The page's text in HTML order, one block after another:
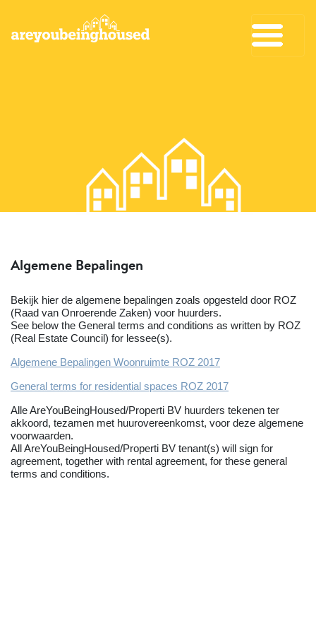
Algemene Bepalingen
Bekijk hier de algemene bepalingen zoals opgesteld door ROZ
(Raad van Onroerende Zaken) voor huurders.
See below the General terms and conditions as written by ROZ
(Real Estate Council) for lessee(s).
Algemene Bepalingen Woonruimte ROZ 2017
General terms for residential spaces ROZ 2017
Alle AreYouBeingHoused/Properti BV huurders tekenen ter
akkoord, tezamen met huurovereenkomst, voor deze algemene
voorwaarden.
All AreYouBeingHoused/Properti BV tenant(s) will sign for
agreement, together with rental agreement, for these general
terms and conditions.